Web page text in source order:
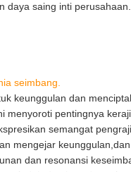
daya saing inti perusahaan.
seimbang.
keunggulan dan
menyoroti pentingnya
semangat
mengejar keunggulan,dan
dan resonansi